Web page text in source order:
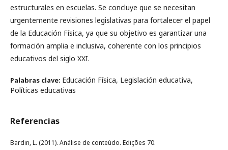
estructurales en escuelas. Se concluye que se necesitan
urgentemente revisiones legislativas para fortalecer el papel
de la Educación Física, ya que su objetivo es garantizar una
formación amplia e inclusiva, coherente con los principios
educativos del siglo XXI.
Palabras clave: Educación Física, Legislación educativa,
Políticas educativas
Referencias
Bardin, L. (2011). Análise de conteúdo. Edições 70.